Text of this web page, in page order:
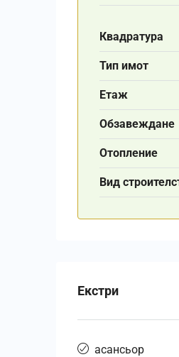
Квадратура
Тип имот
Етаж
Обзавеждане
Отопление
Вид
Екстри
асансьор